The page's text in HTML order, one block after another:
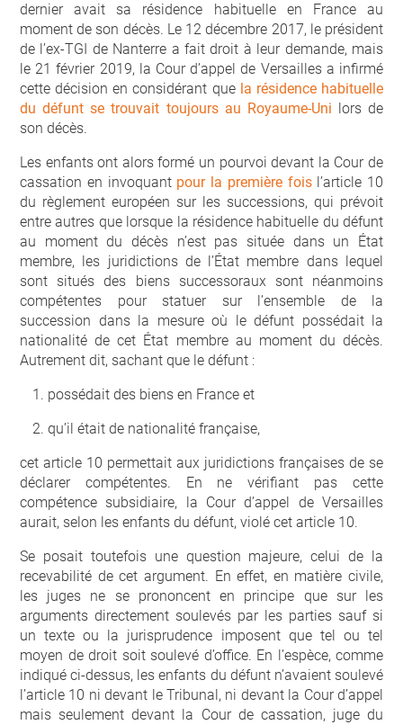
dernier avait sa résidence habituelle en France au
moment de son décès. Le 12 décembre 2017, le président
de l’ex-TGI de Nanterre a fait droit à leur demande, mais
le 21 février 2019, la Cour d’appel de Versailles a infirmé
cette décision en considérant que la résidence habituelle
du défunt se trouvait toujours au Royaume-Uni lors de
son décès.
Les enfants ont alors formé un pourvoi devant la Cour de
cassation en invoquant pour la première foisl’article 10
du règlement européen sur les successions, qui prévoit
entre autres que lorsque la résidence habituelle du défunt
au moment du décès n’est pas située dans un État
membre, les juridictions de l’État membre dans lequel
sont situés des biens successoraux sont néanmoins
compétentes pour statuer sur l’ensemble de la
succession dans la mesure où le défunt possédait la
nationalité de cet État membre au moment du décès.
Autrement dit, sachant que le défunt :
possédait des biens en France et
qu’il était de nationalité française,
cet article 10 permettait aux juridictions françaises de se
déclarer compétentes. En ne vérifiant pas cette
compétence subsidiaire, la Cour d’appel de Versailles
aurait, selon les enfants du défunt, violé cet article 10.
Se posait toutefois une question majeure, celui de la
recevabilité de cet argument. En effet, en matière civile,
les juges ne se prononcent en principe que sur les
arguments directement soulevés par les parties sauf si
un texte ou la jurisprudence imposent que tel ou tel
moyen de droit soit soulevé d’office. En l’espèce, comme
indiqué ci-dessus, les enfants du défunt n’avaient soulevé
l’article 10 ni devant le Tribunal, ni devant la Cour d’appel
mais seulement devant la Cour de cassation, juge du